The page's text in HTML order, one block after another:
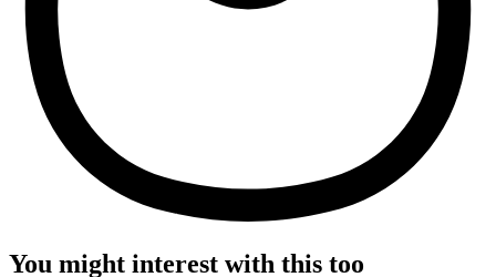
You might interest with this too